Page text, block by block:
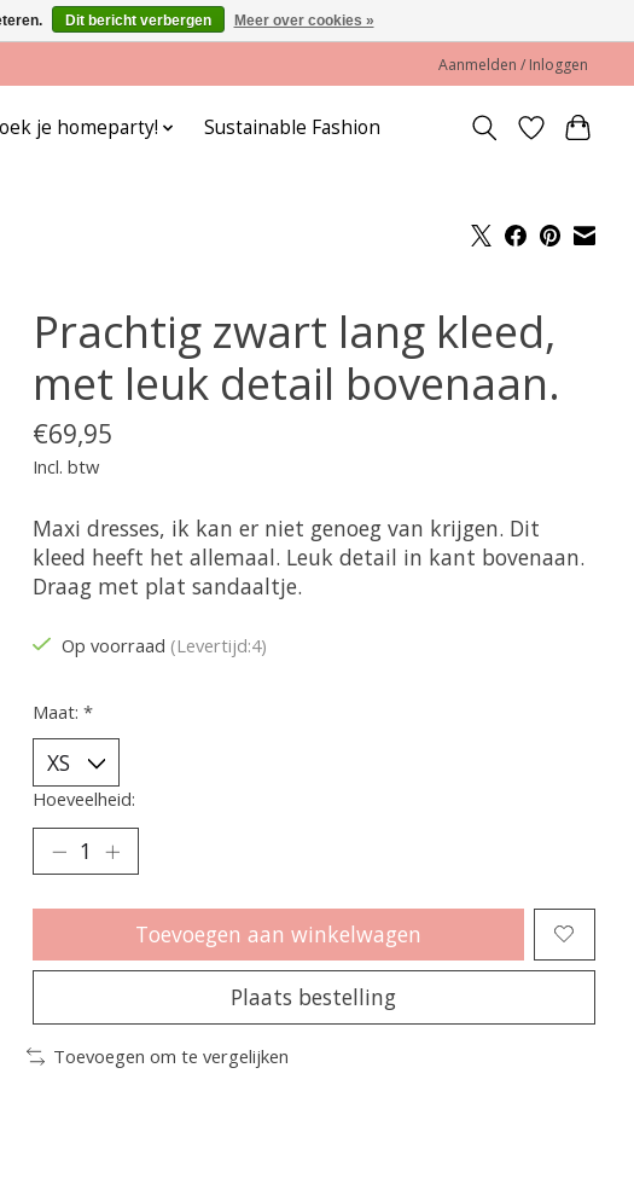
Aanmelden / Inloggen
je homeparty! Sustainable Fashion
Prachtig zwart lang kleed,
met leuk detail bovenaan.
€69,95
Incl. btw
Maxi dresses, ik kan er niet genoeg van krijgen. Dit
kleed heeft het allemaal. Leuk detail in kant bovenaan.
Draag met plat sandaaltje.
Op voorraad (Levertijd:4)
Maat: *
Hoeveelheid:
Toevoegen aan winkelwagen
Plaats bestelling
Toevoegen om te vergelijken
Dit bericht verbergen Meer over cookies »